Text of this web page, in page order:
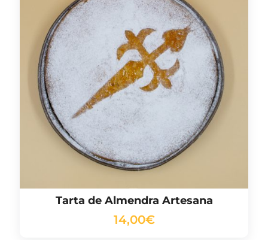
Tarta de Almendra Artesana
14,00€